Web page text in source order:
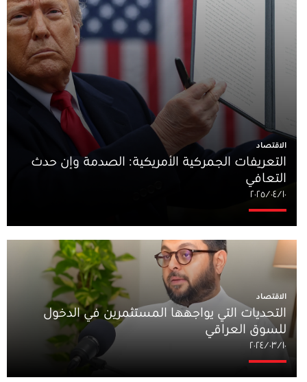
الاقتصاد
التعريفات الجمركية الأمريكية: الصدمة وإن حدث
التعافي
١٠‏/٠٤‏/٢٠٢٥
الاقتصاد
التحديات التي يواجهها المستثمرين في الدخول
للسوق العراقي
١٠‏/٠٣‏/٢٠٢٤